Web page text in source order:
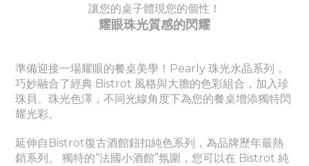
讓您的桌子體現您的個性！
耀眼珠光質感的閃耀
準備迎接一場耀眼的餐桌美學！Pearly 珠光水晶系列，
巧妙融合了經典 Bistrot 風格與大膽的色彩組合，加入珍
珠貝、珠光色澤，不同光線角度下為您的餐桌增添獨特閃
耀光彩。
延伸自Bistrot復古酒館鈕扣純色系列，為品牌歷年最熱
銷系列。 獨特的“法國小酒館”氛圍，您可以在 Bistrot 純